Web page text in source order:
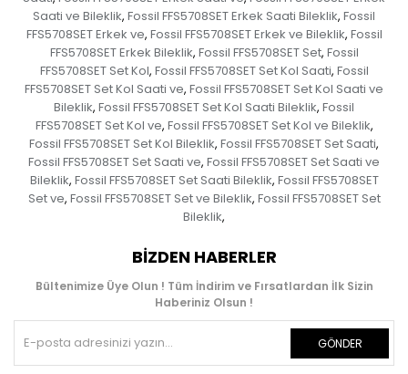
Saati ve Bileklik, Fossil FFS5708SET Erkek Saati Bileklik, Fossil
FFS5708SET Erkek ve, Fossil FFS5708SET Erkek ve Bileklik, Fossil
FFS5708SET Erkek Bileklik, Fossil FFS5708SET Set, Fossil
FFS5708SET Set Kol, Fossil FFS5708SET Set Kol Saati, Fossil
FFS5708SET Set Kol Saati ve, Fossil FFS5708SET Set Kol Saati ve
Bileklik, Fossil FFS5708SET Set Kol Saati Bileklik, Fossil
FFS5708SET Set Kol ve, Fossil FFS5708SET Set Kol ve Bileklik,
Fossil FFS5708SET Set Kol Bileklik, Fossil FFS5708SET Set Saati,
Fossil FFS5708SET Set Saati ve, Fossil FFS5708SET Set Saati ve
Bileklik, Fossil FFS5708SET Set Saati Bileklik, Fossil FFS5708SET
Set ve, Fossil FFS5708SET Set ve Bileklik, Fossil FFS5708SET Set
Bileklik,
BIZDEN HABERLER
Bültenimize Üye Olun ! Tüm İndirim ve Fırsatlardan İlk Sizin
Haberiniz Olsun !
GÖNDER